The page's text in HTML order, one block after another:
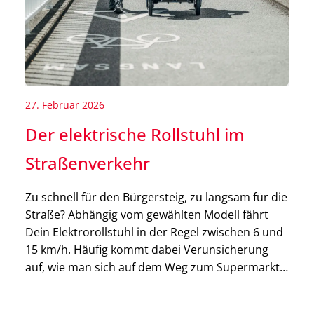
27. Februar 2026
Der elektrische Rollstuhl im
Straßenverkehr
Zu schnell für den Bürgersteig, zu langsam für die
Straße? Abhängig vom gewählten Modell fährt
Dein Elektrorollstuhl in der Regel zwischen 6 und
15 km/h. Häufig kommt dabei Verunsicherung
auf, wie man sich auf dem Weg zum Supermarkt